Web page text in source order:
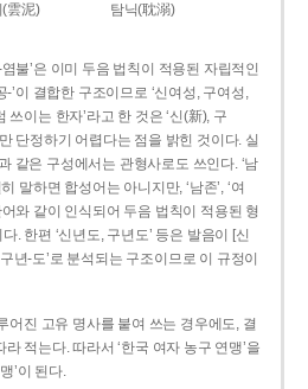
(雲泥) 탐닉(耽溺)
불’은 이미 두음 법칙이 적용된 자립적인
-’이 결합한 구조이므로 ‘신여성, 구여성,
쓰이는 한자’라고 한 것은 ‘신(新), 구
단정하기 어렵다는 점을 밝힌 것이다. 실
같은 구성에서는 관형사로도 쓰인다. ‘남
말하면 합성어는 아니지만, ‘남존’, ‘여
어와 같이 인식되어 두음 법칙이 적용된 형
. 한편 ‘신년도, 구년도’ 등은 발음이 [신
년-­도’로 분석되는 구조이므로 이 규정이
어진 고유 명사를 붙여 쓰는 경우에도, 결
적는다. 따라서 ‘한국 여자 농구 연맹’을
’이 된다.